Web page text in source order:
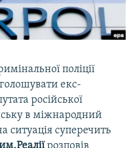
поліції
екс-
російської
в міжнародний
ситуація суперечить